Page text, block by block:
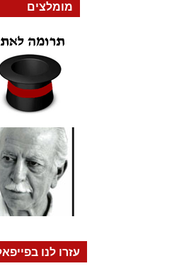
מומלצים
עזרו לנו בפייפאל